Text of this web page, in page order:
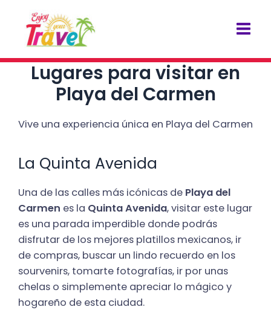
contenido
Lugares para visitar en
Playa del Carmen
Vive una experiencia única en Playa del Carmen
La Quinta Avenida
Una de las calles más icónicas de Playa del
Carmen es la Quinta Avenida, visitar este lugar
es una parada imperdible donde podrás
disfrutar de los mejores platillos mexicanos, ir
de compras, buscar un lindo recuerdo en los
sourvenirs, tomarte fotografías, ir por unas
chelas o simplemente apreciar lo mágico y
hogareño de esta ciudad.
entradas